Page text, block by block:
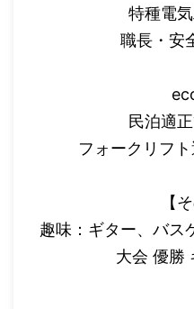
特種電
職長・安
民泊適
フォークリフ
【
趣味：ギター、バス
大会 優勝